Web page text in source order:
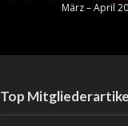
März – April
Top